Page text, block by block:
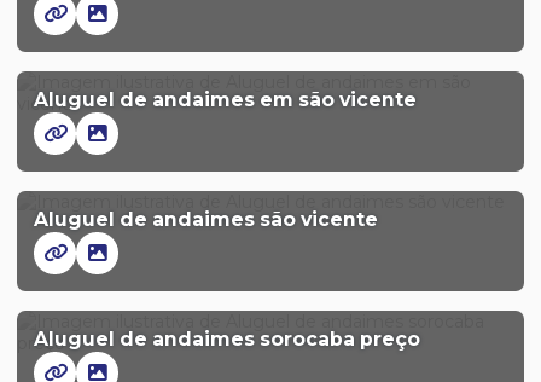
Aluguel de andaimes em são vicente
Aluguel de andaimes são vicente
Aluguel de andaimes sorocaba preço